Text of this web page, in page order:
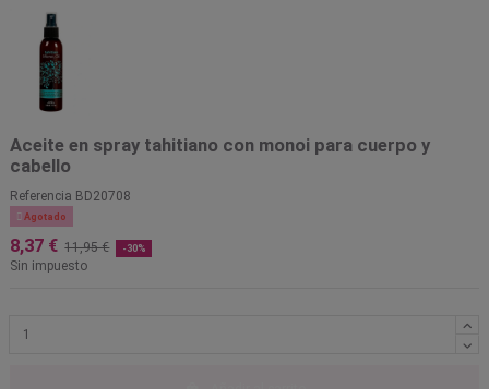
Aceite en spray tahitiano con monoi para cuerpo y
cabello
Referencia BD20708
 Agotado
8,37 € 11,95 € -30%
Sin impuesto